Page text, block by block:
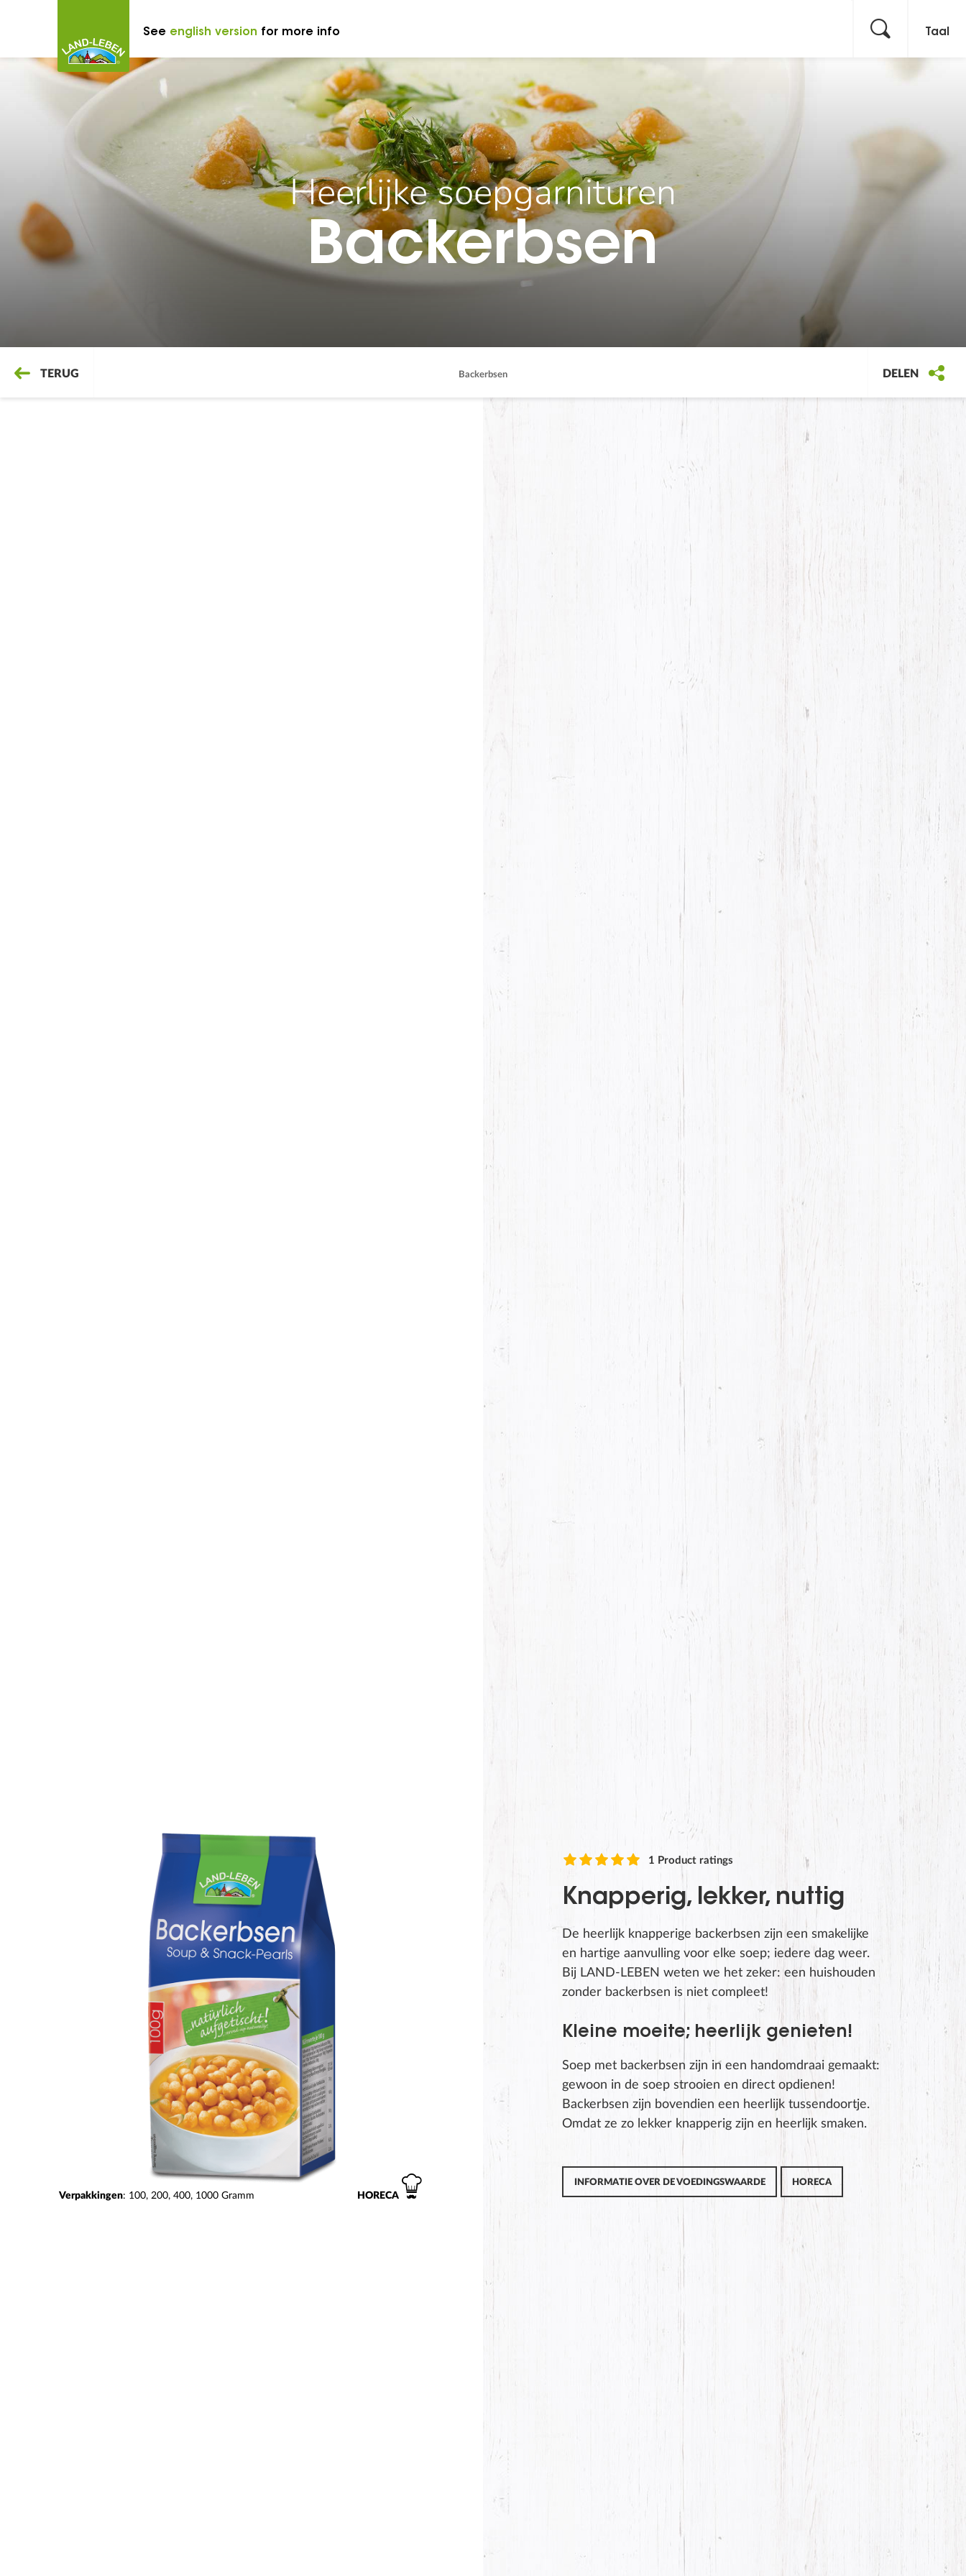
See english version for more info Taal
Heerlijke soepgarnituren
Backerbsen
TERUG Backerbsen DELEN
Verpakkingen: 100 200 400 1000 Gramm HORECA
1 Product ratings
Knapperig, lekker, nuttig
De heerlijk knapperige backerbsen zijn een smakelijke
en hartige aanvulling voor elke soep; iedere dag weer.
Bij LAND-LEBEN weten we het zeker: een huishouden
zonder backerbsen is niet compleet!
Kleine moeite; heerlijk genieten!
Soep met backerbsen zijn in een handomdraai gemaakt:
gewoon in de soep strooien en direct opdienen!
Backerbsen zijn bovendien een heerlijk tussendoortje.
Omdat ze zo lekker knapperig zijn en heerlijk smaken.
INFORMATIE OVER DE VOEDINGSWAARDE HORECA